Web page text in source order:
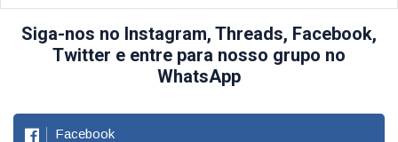
Siga-nos no Instagram, Threads, Facebook,
Twitter e entre para nosso grupo no
WhatsApp
Facebook